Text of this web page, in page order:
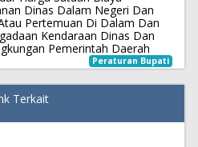
Dinas Dalam Negeri Dan
Pertemuan Di Dalam Dan
Kendaraan Dinas Dan
Pemerintah Daerah
Peraturan Bupati
Terkait